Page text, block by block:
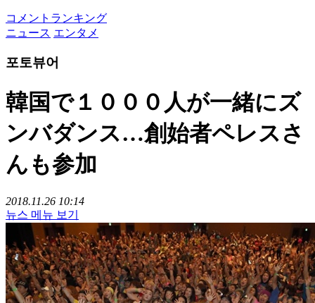
コメントランキング
ニュース エンタメ
포토뷰어
韓国で１０００人が一緒にズ
ンバダンス…創始者ペレスさ
んも参加
2018.11.26 10:14
뉴스 메뉴 보기